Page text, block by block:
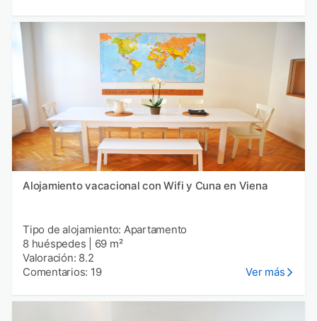
Alojamiento vacacional con Wifi y Cuna en Viena
Tipo de alojamiento: Apartamento
8 huéspedes
69 m²
Valoración: 8.2
Comentarios: 19
Ver más